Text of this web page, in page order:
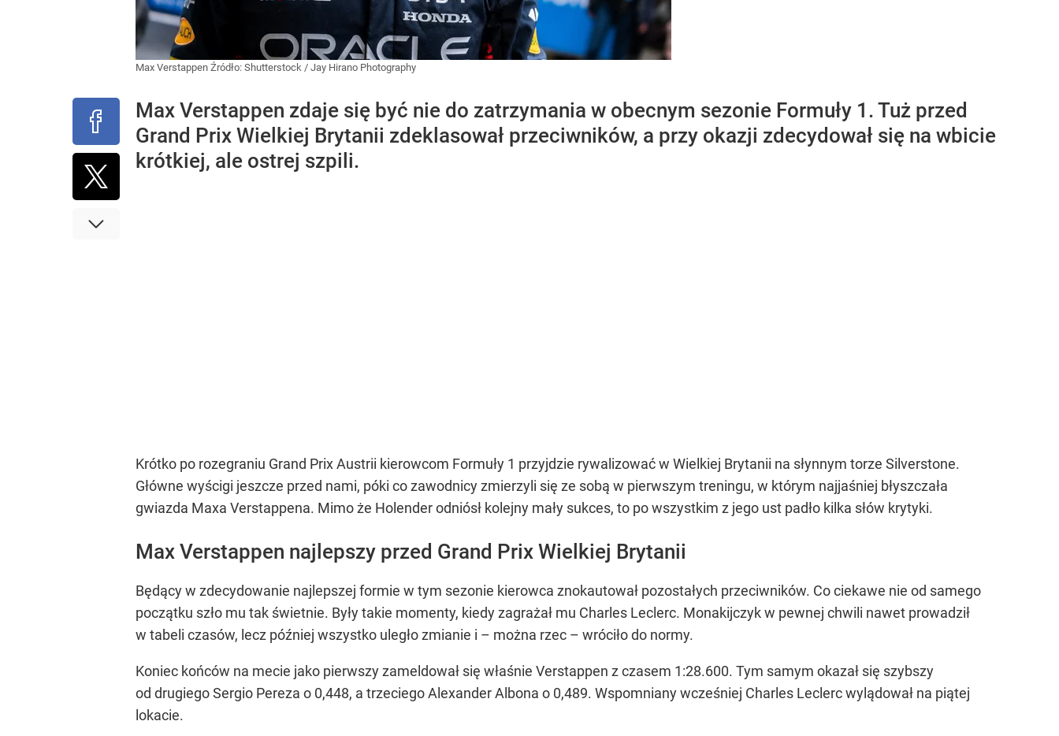
Max Verstappen Źródło: Shutterstock / Jay Hirano Photography
Max Verstappen zdaje się być nie do zatrzymania w obecnym sezonie Formuły 1. Tuż przed
Grand Prix Wielkiej Brytanii zdeklasował przeciwników, a przy okazji zdecydował się na wbicie
krótkiej, ale ostrej szpili.
Krótko po rozegraniu Grand Prix Austrii kierowcom Formuły 1 przyjdzie rywalizować w Wielkiej Brytanii na słynnym torze Silverstone.
Główne wyścigi jeszcze przed nami, póki co zawodnicy zmierzyli się ze sobą w pierwszym treningu, w którym najjaśniej błyszczała
gwiazda Maxa Verstappena. Mimo że Holender odniósł kolejny mały sukces, to po wszystkim z jego ust padło kilka słów krytyki.
Max Verstappen najlepszy przed Grand Prix Wielkiej Brytanii
Będący w zdecydowanie najlepszej formie w tym sezonie kierowca znokautował pozostałych przeciwników. Co ciekawe nie od samego
początku szło mu tak świetnie. Były takie momenty, kiedy zagrażał mu Charles Leclerc. Monakijczyk w pewnej chwili nawet prowadził
w tabeli czasów, lecz później wszystko uległo zmianie i – można rzec – wróciło do normy.
Koniec końców na mecie jako pierwszy zameldował się właśnie Verstappen z czasem 1:28.600. Tym samym okazał się szybszy
od drugiego Sergio Pereza o 0,448, a trzeciego Alexander Albona o 0,489. Wspomniany wcześniej Charles Leclerc wylądował na piątej
lokacie.